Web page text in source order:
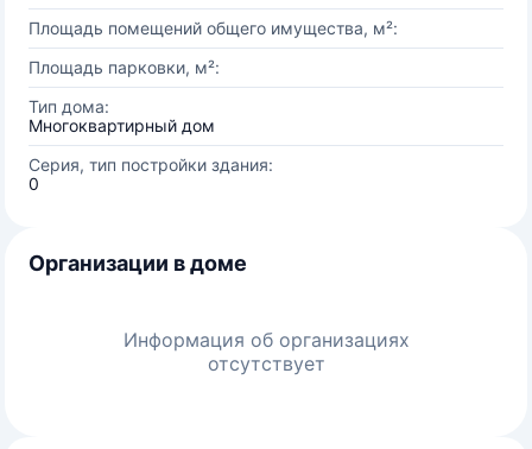
Площадь помещений общего имущества, м²:
Площадь парковки, м²:
Тип дома:
Многоквартирный дом
Серия, тип постройки здания:
0
Организации в доме
Информация об организациях
отсутствует